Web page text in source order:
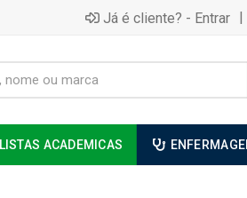
Já é cliente? - Entrar |
LISTAS ACADEMICAS